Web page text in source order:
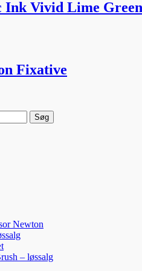
Vivid Lime
Fixative
Søg
Newton
– løssalg